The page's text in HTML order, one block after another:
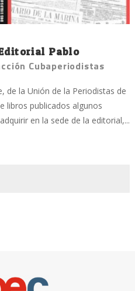
Pablo
Cubaperiodistas
de la Unión de la Periodistas de
libros publicados algunos
en la sede de la editorial,...